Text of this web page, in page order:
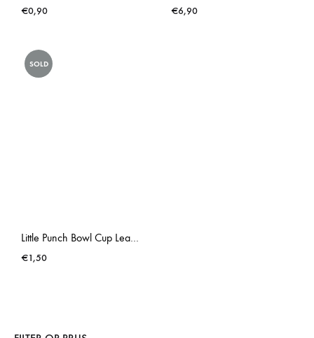
€0,90 €6,90
SOLD
Little Punch Bowl Cup Leaves Arcoroc Aspen
€1,50